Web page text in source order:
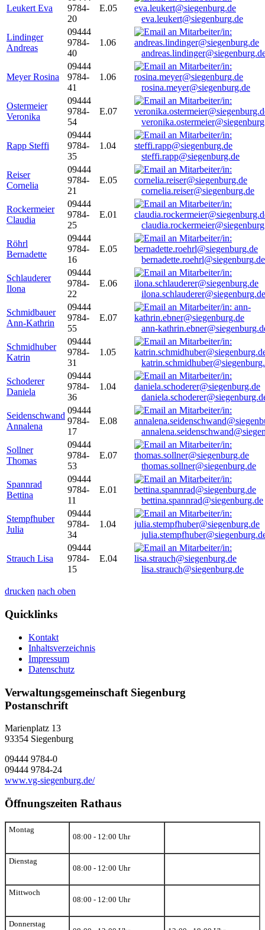
Leukert Eva
9784-
20
E.05
eva.leukert@siegenburg.de
Lindinger
Andreas
09444
9784-
40
1.06
Meyer Rosina
09444
9784-
41
1.06
rosina.meyer@siegenburg.de
Ostermeier
Veronika
09444
9784-
54
E.07
Rapp Steffi
09444
9784-
35
1.04
steffi.rapp@siegenburg.de
Reiser
Cornelia
09444
9784-
21
E.05
cornelia.reiser@siegenburg.de
Rockermeier
Claudia
09444
9784-
25
E.01
Röhrl
Bernadette
09444
9784-
16
E.05
bernadette.roehrl@siegenburg.de
Schlauderer
Ilona
09444
9784-
22
E.06
ilona.schlauderer@siegenburg.de
Schmidbauer
Ann-Kathrin
09444
9784-
55
E.07
ann-
Schmidhuber
Katrin
09444
9784-
31
1.05
Schoderer
Daniela
09444
9784-
36
1.04
Seidenschwand
Annalena
09444
9784-
17
E.08
Sollner
Thomas
09444
9784-
53
E.07
thomas.sollner@siegenburg.de
Spannrad
Bettina
09444
9784-
11
E.01
bettina.spannrad@siegenburg.de
Stempfhuber
Julia
09444
9784-
34
1.04
Strauch Lisa
09444
9784-
15
E.04
lisa.strauch@siegenburg.de
drucken nach oben
Quicklinks
Kontakt
Inhaltsverzeichnis
Impressum
Datenschutz
Verwaltungsgemeinschaft Siegenburg
Postanschrift
Marienplatz 13
93354 Siegenburg
09444 9784-0
09444 9784-24
www.vg-siegenburg.de/
Öffnungszeiten Rathaus
Montag
08:00 - 12:00 Uhr
Dienstag
08:00 - 12:00 Uhr
Mittwoch
08:00 - 12:00 Uhr
Donnerstag